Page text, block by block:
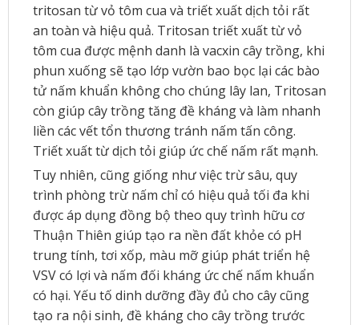
tritosan từ vỏ tôm cua và triết xuất dịch tỏi rất
an toàn và hiệu quả. Tritosan triết xuất từ vỏ
tôm cua được mệnh danh là vacxin cây trồng, khi
phun xuống sẽ tạo lớp vườn bao bọc lại các bào
tử nấm khuẩn không cho chúng lây lan, Tritosan
còn giúp cây trồng tăng đề kháng và làm nhanh
liền các vết tổn thương tránh nấm tấn công.
Triết xuất từ dịch tỏi giúp ức chế nấm rất mạnh.
Tuy nhiên, cũng giống như việc trừ sâu, quy
trình phòng trừ nấm chỉ có hiệu quả tối đa khi
được áp dụng đồng bộ theo quy trình hữu cơ
Thuận Thiên giúp tạo ra nền đất khỏe có pH
trung tính, tơi xốp, màu mỡ giúp phát triển hệ
VSV có lợi và nấm đối kháng ức chế nấm khuẩn
có hại. Yếu tố dinh dưỡng đầy đủ cho cây cũng
tạo ra nội sinh, đề kháng cho cây trồng trước